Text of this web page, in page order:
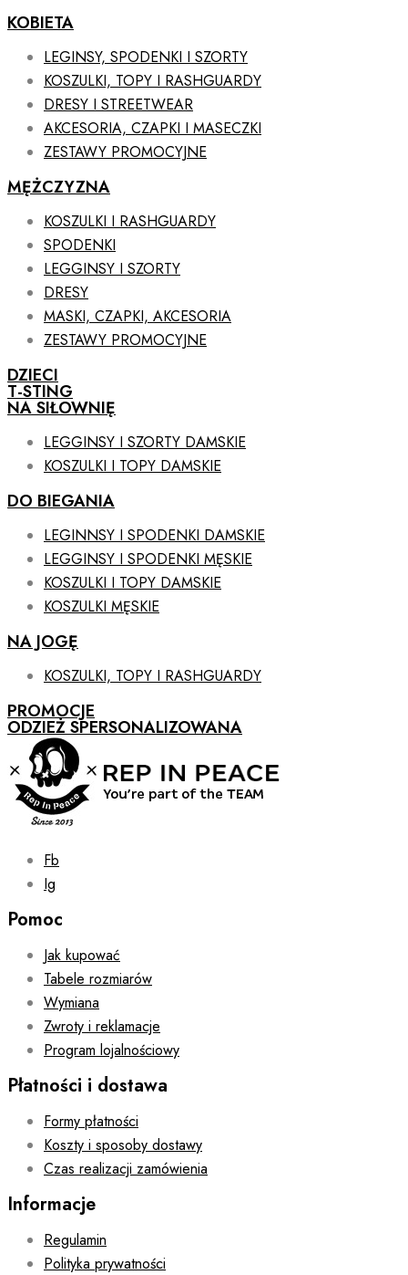
KOBIETA
LEGINSY, SPODENKI I SZORTY
KOSZULKI, TOPY I RASHGUARDY
DRESY I STREETWEAR
AKCESORIA, CZAPKI I MASECZKI
ZESTAWY PROMOCYJNE
MĘŻCZYZNA
KOSZULKI I RASHGUARDY
SPODENKI
LEGGINSY I SZORTY
DRESY
MASKI, CZAPKI, AKCESORIA
ZESTAWY PROMOCYJNE
DZIECI
T-STING
NA SIŁOWNIĘ
LEGGINSY I SZORTY DAMSKIE
KOSZULKI I TOPY DAMSKIE
DO BIEGANIA
LEGINNSY I SPODENKI DAMSKIE
LEGGINSY I SPODENKI MĘSKIE
KOSZULKI I TOPY DAMSKIE
KOSZULKI MĘSKIE
NA JOGĘ
KOSZULKI, TOPY I RASHGUARDY
PROMOCJE
ODZIEŻ SPERSONALIZOWANA
Fb
Ig
Pomoc
Jak kupować
Tabele rozmiarów
Wymiana
Zwroty i reklamacje
Program lojalnościowy
Płatności i dostawa
Formy płatności
Koszty i sposoby dostawy
Czas realizacji zamówienia
Informacje
Regulamin
Polityka prywatności